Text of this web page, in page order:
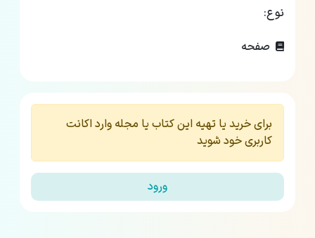
نوع:
صفحه
برای خرید یا تهیه این کتاب یا مجله وارد اکانت
کاربری خود شوید
ورود